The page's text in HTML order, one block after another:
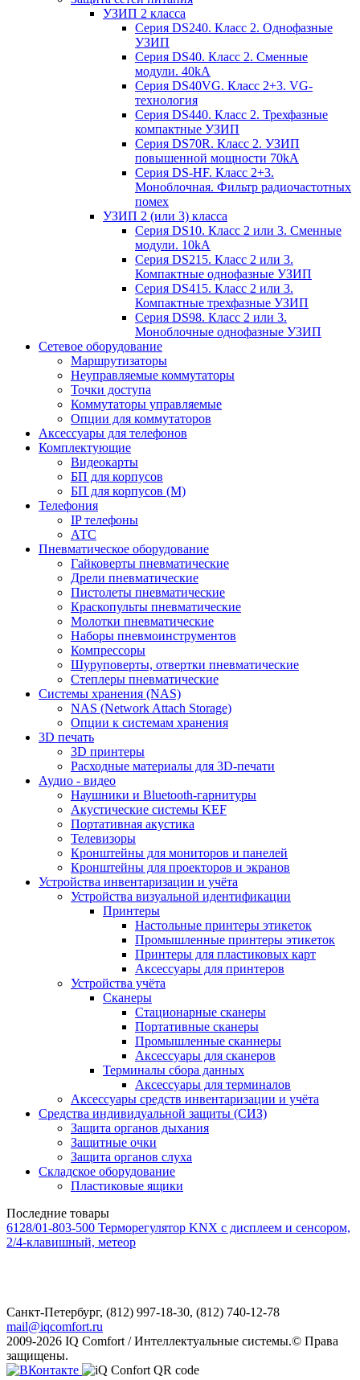
УЗИП 2 класса
Серия DS240. Класс 2. Однофазные
УЗИП
Серия DS40. Класс 2. Сменные
модули. 40kA
Серия DS40VG. Класс 2+3. VG-
технология
Серия DS440. Класс 2. Трехфазные
компактные УЗИП
Серия DS70R. Класс 2. УЗИП
повышенной мощности 70kA
Серия DS-HF. Класс 2+3.
Моноблочная. Фильтр радиочастотных
помех
УЗИП 2 (или 3) класса
Серия DS10. Класс 2 или 3. Сменные
модули. 10kA
Серия DS215. Класс 2 или 3.
Компактные однофазные УЗИП
Серия DS415. Класс 2 или 3.
Компактные трехфазные УЗИП
Серия DS98. Класс 2 или 3.
Моноблочные однофазные УЗИП
Сетевое оборудование
Маршрутизаторы
Неуправляемые коммутаторы
Точки доступа
Коммутаторы управляемые
Опции для коммутаторов
Аксессуары для телефонов
Комплектующие
Видеокарты
БП для корпусов
БП для корпусов (М)
Телефония
IP телефоны
АТС
Пневматическое оборудование
Гайковерты пневматические
Дрели пневматические
Пистолеты пневматические
Краскопульты пневматические
Молотки пневматические
Наборы пневмоинструментов
Компрессоры
Шуруповерты, отвертки пневматические
Степлеры пневматические
Cистемы хранения (NAS)
NAS (Network Attach Storage)
Опции к системам хранения
3D печать
3D принтеры
Расходные материалы для 3D-печати
Аудио - видео
Наушники и Bluetooth-гарнитуры
Акустические системы KEF
Портативная акустика
Телевизоры
Кронштейны для мониторов и панелей
Кронштейны для проекторов и экранов
Устройства инвентаризации и учёта
Устройства визуальной идентификации
Принтеры
Настольные принтеры этикеток
Промышленные принтеры этикеток
Принтеры для пластиковых карт
Аксессуары для принтеров
Устройства учёта
Сканеры
Стационарные сканеры
Портативные сканеры
Промышленные сканнеры
Аксессуары для сканеров
Терминалы сбора данных
Аксессуары для терминалов
Аксессуары средств инвентаризации и учёта
Средства индивидуальной защиты (СИЗ)
Защита органов дыхания
Защитные очки
Защита органов слуха
Складское оборудование
Пластиковые ящики
Последние товары
6128/01-803-500 Терморегулятор KNX с дисплеем и сенсором,
2/4-клавишный, метеор
Санкт-Петербург, (812) 997-18-30, (812) 740-12-78
mail@iqcomfort.ru
2009-2026 IQ Comfort / Интеллектуальные системы.© Права
защищены.